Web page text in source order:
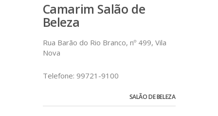
Camarim Salão de
Beleza
Rua Barão do Rio Branco, nº 499, Vila
Nova
Telefone: 99721-9100
SALÃO DE BELEZA